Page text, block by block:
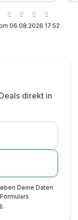
Woche
im Hotel
06.08.2026 17:52
direkt in
Deine Daten
.